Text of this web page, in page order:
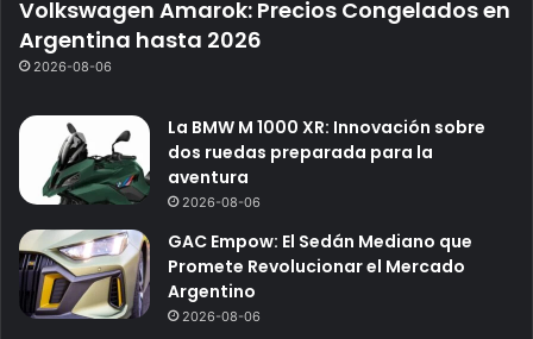
Volkswagen Amarok: Precios Congelados en
Argentina hasta 2026
2026-08-06
La BMW M 1000 XR: Innovación sobre
dos ruedas preparada para la
aventura
2026-08-06
GAC Empow: El Sedán Mediano que
Promete Revolucionar el Mercado
Argentino
2026-08-06